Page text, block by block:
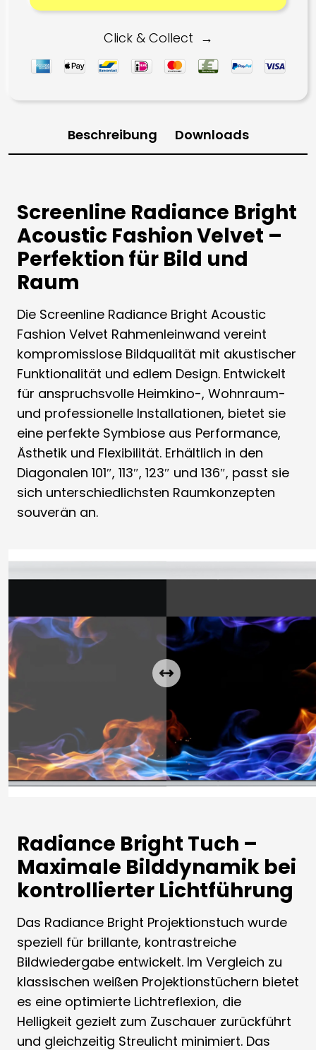
Click & Collect
Beschreibung Downloads
Screenline Radiance Bright
Acoustic Fashion Velvet –
Perfektion für Bild und
Raum
Die Screenline Radiance Bright Acoustic
Fashion Velvet Rahmenleinwand vereint
kompromisslose Bildqualität mit akustischer
Funktionalität und edlem Design. Entwickelt
für anspruchsvolle Heimkino-, Wohnraum-
und professionelle Installationen, bietet sie
eine perfekte Symbiose aus Performance,
Ästhetik und Flexibilität. Erhältlich in den
Diagonalen 101″, 113″, 123″ und 136″, passt sie
sich unterschiedlichsten Raumkonzepten
souverän an.
Radiance Bright Tuch –
Maximale Bilddynamik bei
kontrollierter Lichtführung
Das Radiance Bright Projektionstuch wurde
speziell für brillante, kontrastreiche
Bildwiedergabe entwickelt. Im Vergleich zu
klassischen weißen Projektionstüchern bietet
es eine optimierte Lichtreflexion, die
Helligkeit gezielt zum Zuschauer zurückführt
und gleichzeitig Streulicht minimiert. Das